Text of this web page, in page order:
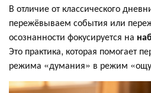
В отличие от классического
пережёвываем события или
осознанности фокусируется на
Это практика, которая помогает
режима «думания» в режим